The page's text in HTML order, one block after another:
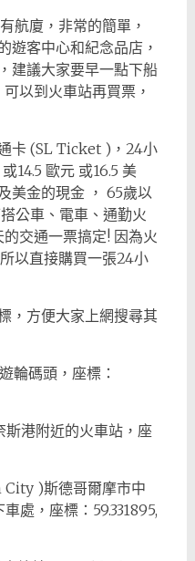
航廈，非常的簡單，
遊客中心和紀念品店，
建議大家要早一點下船
以到火車站再買票，
卡 (SL Ticket )，24小
14.5 歐元 或16.5 美
美金的現金 ， 65歲以
公車、電車、通勤火
交通一票搞定! 因為火
以直接購買一張24小
，方便大家上網搜尋其
輪碼頭，座標：
港附近的火車站，座
)斯德哥爾摩市中
處，座標：59.331895,